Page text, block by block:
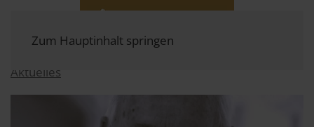
Zum Hauptinhalt springen
Aktuelles